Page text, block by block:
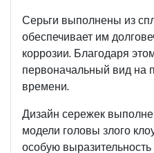
Серьги выполнены из
обеспечивает им
коррозии. Благодаря
первоначальный вид на
времени.
Дизайн сережек
модели головы злого
особую выразительность